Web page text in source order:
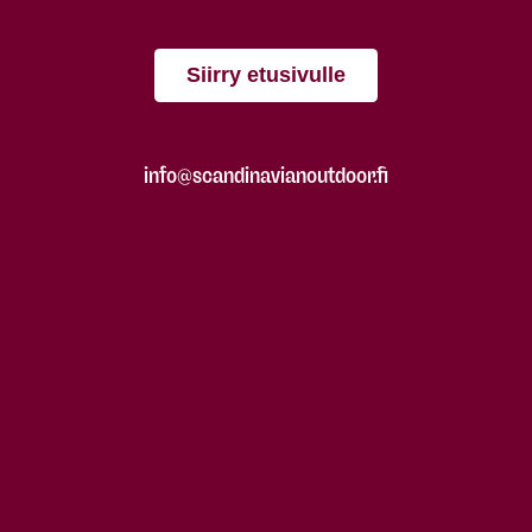
Siirry etusivulle
info@scandinavianoutdoor.fi